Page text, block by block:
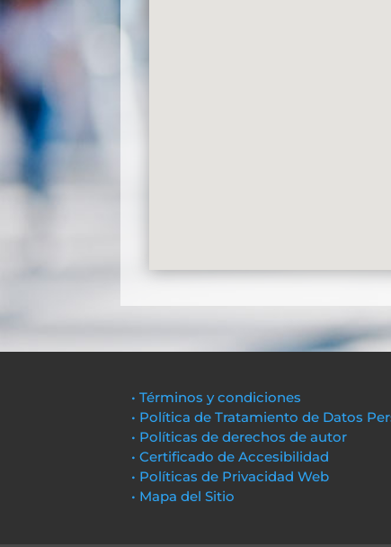
• Términos y condiciones
• Política de Tratamiento de Datos
• Políticas de derechos de autor
• Certificado de Accesibilidad
• Políticas de Privacidad Web
• Mapa del Sitio